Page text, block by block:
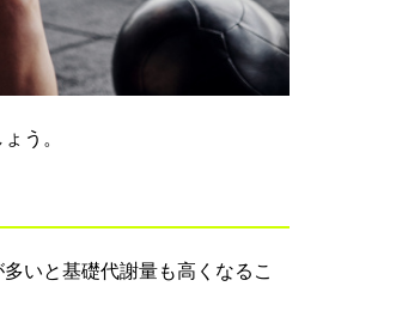
う。
いと基礎代謝量も高くなるこ